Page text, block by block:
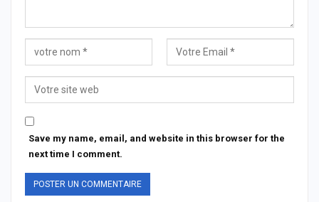
Save my name, email, and website in this browser for the
next time I comment.